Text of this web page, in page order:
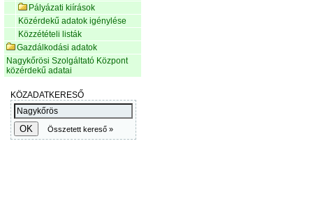
Pályázati kiírások
Közérdekű adatok igénylése
Közzétételi listák
Gazdálkodási adatok
Nagykőrösi Szolgáltató Központ
közérdekű adatai